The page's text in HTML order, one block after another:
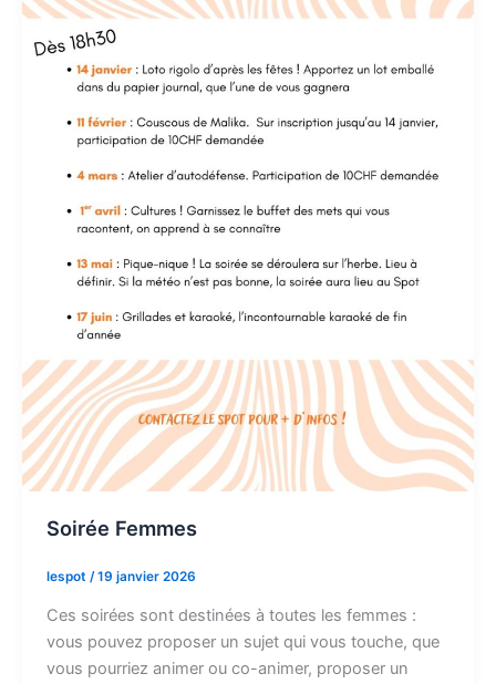
Soirée Femmes
lespot /19 janvier 2026
Ces soirées sont destinées à toutes les femmes :
vous pouvez proposer un sujet qui vous touche, que
vous pourriez animer ou co-animer, proposer un